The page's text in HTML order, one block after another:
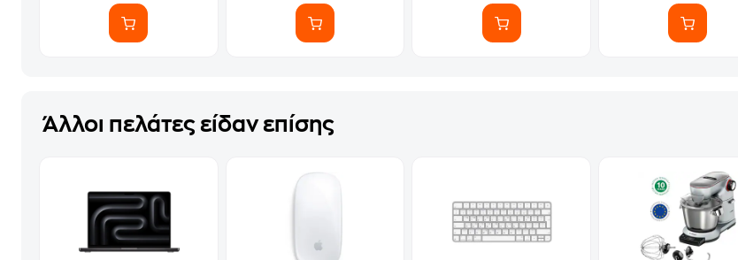
Άλλοι πελάτες είδαν επίσης